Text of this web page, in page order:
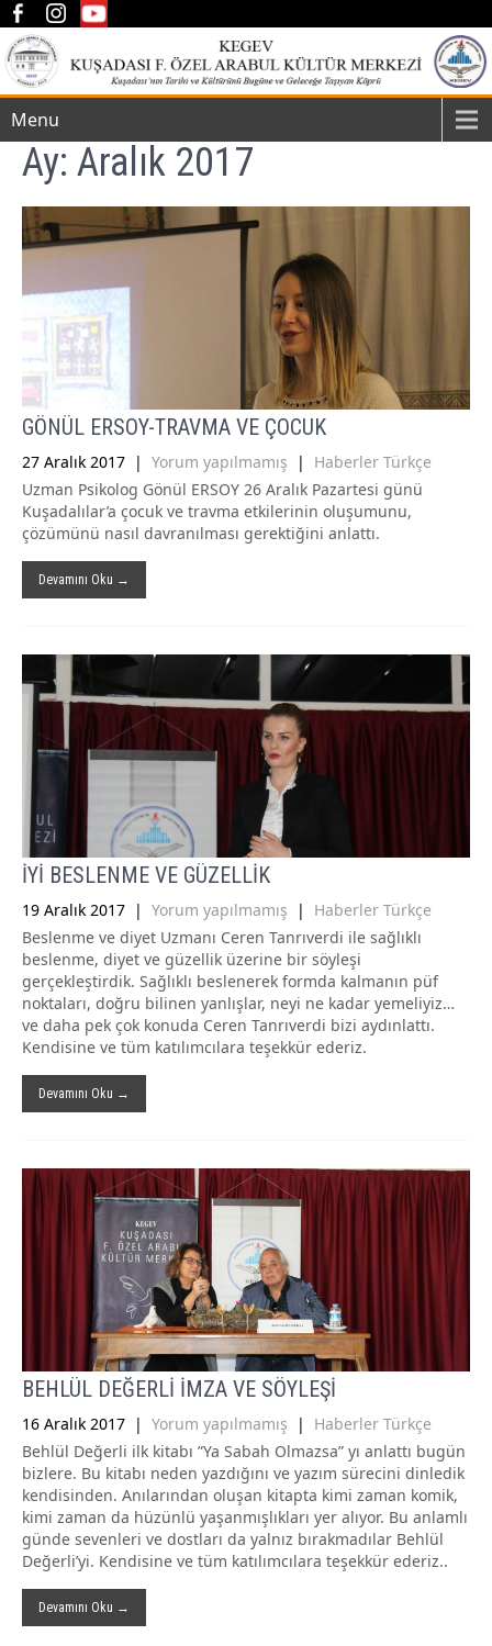
Menu
Ay: Aralık 2017
GÖNÜL ERSOY-TRAVMA VE ÇOCUK
27 Aralık 2017 | Yorum yapılmamış | Haberler Türkçe
Uzman Psikolog Gönül ERSOY 26 Aralık Pazartesi günü
Kuşadalılar’a çocuk ve travma etkilerinin oluşumunu,
çözümünü nasıl davranılması gerektiğini anlattı.
Devamını Oku →
İYİ BESLENME VE GÜZELLİK
19 Aralık 2017 | Yorum yapılmamış | Haberler Türkçe
Beslenme ve diyet Uzmanı Ceren Tanrıverdi ile sağlıklı
beslenme, diyet ve güzellik üzerine bir söyleşi
gerçekleştirdik. Sağlıklı beslenerek formda kalmanın püf
noktaları, doğru bilinen yanlışlar, neyi ne kadar yemeliyiz…
ve daha pek çok konuda Ceren Tanrıverdi bizi aydınlattı.
Kendisine ve tüm katılımcılara teşekkür ederiz.
Devamını Oku →
BEHLÜL DEĞERLİ İMZA VE SÖYLEŞİ
16 Aralık 2017 | Yorum yapılmamış | Haberler Türkçe
Behlül Değerli ilk kitabı ”Ya Sabah Olmazsa” yı anlattı bugün
bizlere. Bu kitabı neden yazdığını ve yazım sürecini dinledik
kendisinden. Anılarından oluşan kitapta kimi zaman komik,
kimi zaman da hüzünlü yaşanmışlıkları yer alıyor. Bu anlamlı
günde sevenleri ve dostları da yalnız bırakmadılar Behlül
Değerli’yi. Kendisine ve tüm katılımcılara teşekkür ederiz..
Devamını Oku →